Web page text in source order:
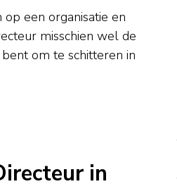
een organisatie en
misschien wel de
om te schitteren in
in